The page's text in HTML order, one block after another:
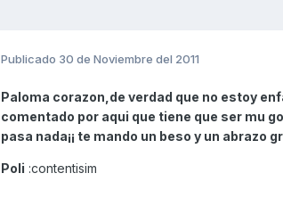
Publicado 30 de Noviembre del 2011
Paloma corazon,de verdad que no estoy
comentado por aqui que tiene que ser mu
pasa nada¡¡ te mando un beso y un abrazo
Poli :contentisim